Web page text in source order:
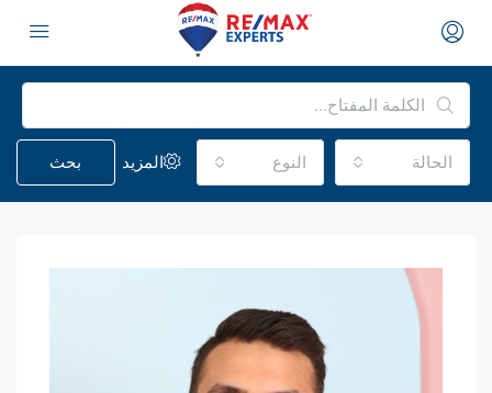
الحالة النوع المزيد بحث